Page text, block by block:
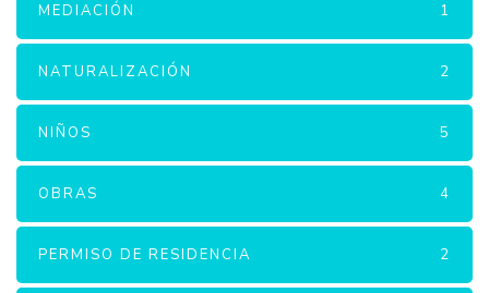
MEDIACIÓN 1
NATURALIZACIÓN 2
NIÑOS 5
OBRAS 4
PERMISO DE RESIDENCIA 2